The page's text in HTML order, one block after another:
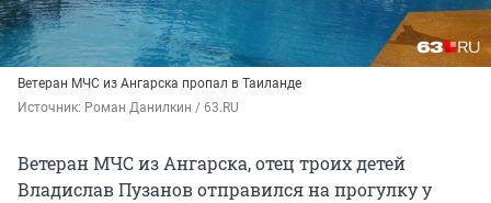
Ветеран МЧС из Ангарска пропал в Таиланде
Источник: Роман Данилкин / 63.RU
Ветеран МЧС из Ангарска, отец троих детей
Владислав Пузанов отправился на прогулку у